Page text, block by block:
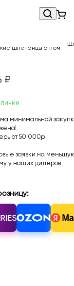
шлепанцы оптом
₽
минимальной
от 50 000р.
заявки на
у наших дилеров